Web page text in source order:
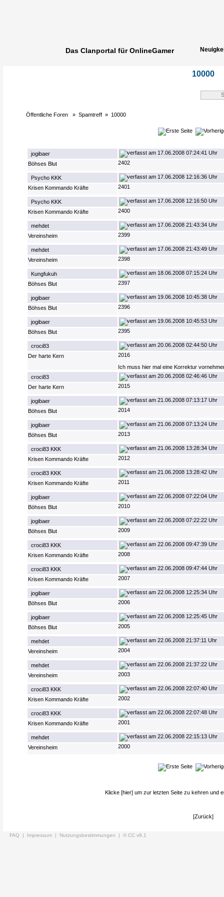
Das Clanportal für OnlineGamer
10000
Öffentliche Foren »Spamtreff » 10000
jogibaer
17.06.2008 07:24:41 Uhr
Böhses Blut
2402
Psycho KKK
17.06.2008 12:16:36 Uhr
Krisen Kommando Kräfte
2401
Psycho KKK
17.06.2008 12:16:50 Uhr
Krisen Kommando Kräfte
2400
mehdet
17.06.2008 21:43:34 Uhr
Vereinsheim
2399
mehdet
17.06.2008 21:43:49 Uhr
Vereinsheim
2398
Kungfukuh
18.06.2008 07:15:24 Uhr
Böhses Blut
2397
jogibaer
19.06.2008 10:45:38 Uhr
Böhses Blut
2396
jogibaer
19.06.2008 10:45:53 Uhr
Böhses Blut
2395
croci83
20.06.2008 02:44:50 Uhr
Der harte Kern
2016
Ich muss hier mal eine Korrektur
croci83
20.06.2008 02:46:46 Uhr
Der harte Kern
2015
jogibaer
21.06.2008 07:13:17 Uhr
Böhses Blut
2014
jogibaer
21.06.2008 07:13:24 Uhr
Böhses Blut
2013
croci83 KKK
21.06.2008 13:28:34 Uhr
Krisen Kommando Kräfte
2012
croci83 KKK
21.06.2008 13:28:42 Uhr
Krisen Kommando Kräfte
2011
jogibaer
22.06.2008 07:22:04 Uhr
Böhses Blut
2010
jogibaer
22.06.2008 07:22:22 Uhr
Böhses Blut
2009
croci83 KKK
22.06.2008 09:47:39 Uhr
Krisen Kommando Kräfte
2008
croci83 KKK
22.06.2008 09:47:44 Uhr
Krisen Kommando Kräfte
2007
jogibaer
22.06.2008 12:25:34 Uhr
Böhses Blut
2006
jogibaer
22.06.2008 12:25:45 Uhr
Böhses Blut
2005
mehdet
22.06.2008 21:37:11 Uhr
Vereinsheim
2004
mehdet
22.06.2008 21:37:22 Uhr
Vereinsheim
2003
croci83 KKK
22.06.2008 22:07:40 Uhr
Krisen Kommando Kräfte
2002
croci83 KKK
22.06.2008 22:07:48 Uhr
Krisen Kommando Kräfte
2001
mehdet
22.06.2008 22:15:13 Uhr
Vereinsheim
2000
Klicke [hier] um zur letzten Seite zu kehren und
[Zurück]
FAQ | Impressum | Nutzungsbestimmungen | © CC v9.1